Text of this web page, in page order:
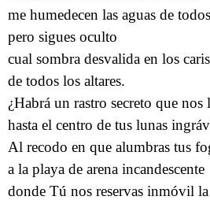
me humedecen las aguas de
pero sigues oculto
cual sombra desvalida en los
de todos los altares.
¿Habrá un rastro secreto que nos
hasta el centro de tus lunas
Al recodo en que alumbras tus
a la playa de arena incandescente
donde Tú nos reservas inmóvil